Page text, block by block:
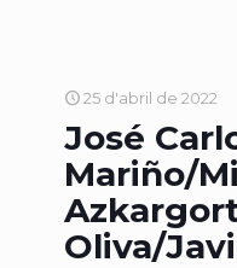
25 d'abril de 2022
José
Mariño/
Oliva/